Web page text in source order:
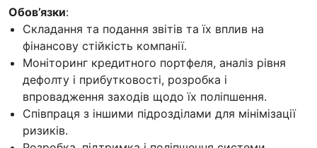
Обов’язки:
Складання та подання звітів та їх вплив на
фінансову стійкість компанії.
Моніторинг кредитного портфеля, аналіз рівня
дефолту і прибутковості, розробка і
впровадження заходів щодо їх поліпшення.
Співпраця з іншими підрозділами для мінімізації
ризиків.